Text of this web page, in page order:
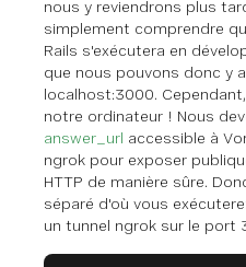
nous y reviendrons plus
simplement comprendre
Rails s'exécutera en
que nous pouvons donc y
localhost:3000.
notre ordinateur ! Nous
answer_url accessible à
ngrok pour exposer
HTTP de manière sûre.
séparé d'où vous
un tunnel ngrok sur le port